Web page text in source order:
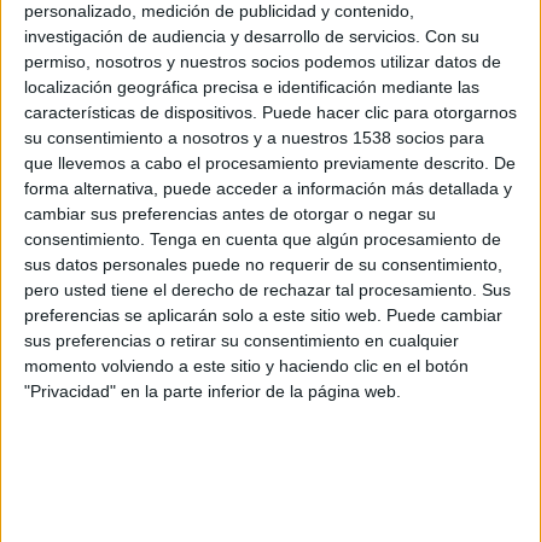
personalizado, medición de publicidad y contenido,
investigación de audiencia y desarrollo de servicios. Con su
permiso, nosotros y nuestros socios podemos utilizar datos de
localización geográfica precisa e identificación mediante las
características de dispositivos. Puede hacer clic para otorgarnos
su consentimiento a nosotros y a nuestros 1538 socios para
que llevemos a cabo el procesamiento previamente descrito. De
forma alternativa, puede acceder a información más detallada y
cambiar sus preferencias antes de otorgar o negar su
consentimiento. Tenga en cuenta que algún procesamiento de
sus datos personales puede no requerir de su consentimiento,
pero usted tiene el derecho de rechazar tal procesamiento. Sus
preferencias se aplicarán solo a este sitio web. Puede cambiar
sus preferencias o retirar su consentimiento en cualquier
momento volviendo a este sitio y haciendo clic en el botón
"Privacidad" en la parte inferior de la página web.
Anunciante: Marmota
Producto: Lanzamiento Marmota
Marca: Marmota
Sector: Descanso
Contacto del cliente: Marc Jordana, Toni Estallé,
Hugo Cortada
Agencia: TBWA\ Barcelona
Director creativo ejecutivo: Álber Fernández
Redactor: Álber Fernández, Enrique de los Arcos
Equipo de cuentas: Mar Bujons, Ferran Granell
Ilustración: Daniel Ubach
Dirección de arte: Sergio Lahoz. Daniel Ubach
Director de producción TBWA: Ignasi Céspedes
Productora: Bungalow
Producer: Mireia Julià